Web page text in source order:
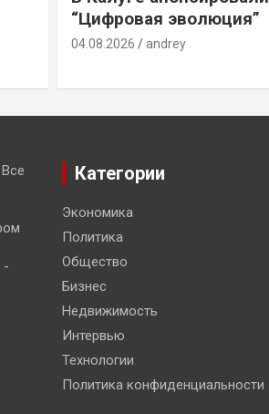
“Цифровая эволюция”
04.08.2026 andrey
-
Категории
Экономика
Политика
Общество
Бизнес
Недвижимость
Интервью
Технологии
Политика конфиденциальности